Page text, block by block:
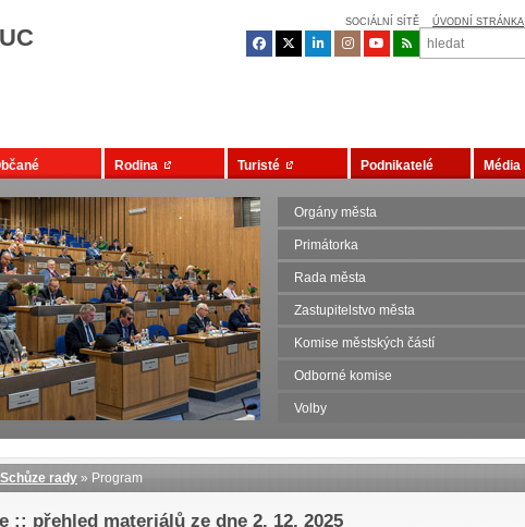
SOCIÁLNÍ SÍTĚ ÚVODNÍ STRÁNKA
Rodina Turisté Podnikatelé Média
Orgány města
Primátorka
Rada města
Zastupitelstvo města
Komise městských částí
Odborné komise
Volby
Schůze rady » Program
:: přehled materiálů ze dne 2. 12. 2025